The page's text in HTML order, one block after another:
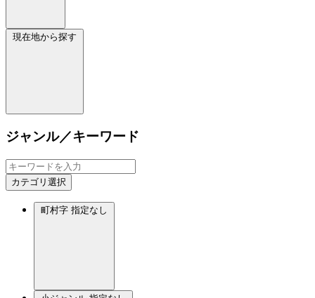
現在地から探す
ジャンル／キーワード
カテゴリ選択
町村字 指定なし